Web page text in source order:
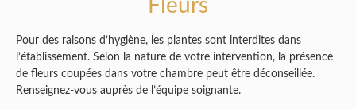
Fleurs
Pour des raisons d’hygiène, les plantes sont interdites dans
l’établissement. Selon la nature de votre intervention, la présence
de fleurs coupées dans votre chambre peut être déconseillée.
Renseignez-vous auprès de l’équipe soignante.